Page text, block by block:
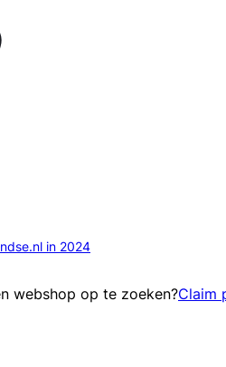
in 2024
webshop op te zoeken?Claim